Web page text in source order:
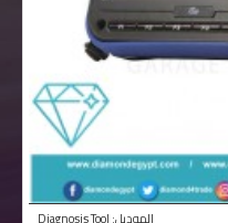
الموديل: Diagnosis Tool